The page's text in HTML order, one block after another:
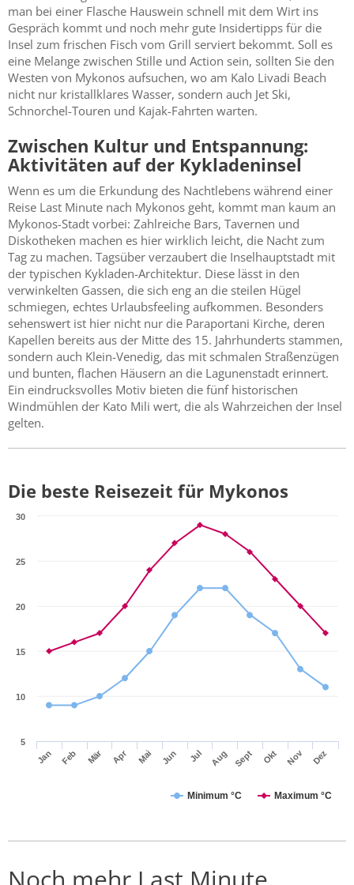
man bei einer Flasche Hauswein schnell mit dem Wirt ins
Gespräch kommt und noch mehr gute Insidertipps für die
Insel zum frischen Fisch vom Grill serviert bekommt. Soll es
eine Melange zwischen Stille und Action sein, sollten Sie den
Westen von Mykonos aufsuchen, wo am Kalo Livadi Beach
nicht nur kristallklares Wasser, sondern auch Jet Ski,
Schnorchel-Touren und Kajak-Fahrten warten.
Zwischen Kultur und Entspannung:
Aktivitäten auf der Kykladeninsel
Wenn es um die Erkundung des Nachtlebens während einer
Reise Last Minute nach Mykonos geht, kommt man kaum an
Mykonos-Stadt vorbei: Zahlreiche Bars, Tavernen und
Diskotheken machen es hier wirklich leicht, die Nacht zum
Tag zu machen. Tagsüber verzaubert die Inselhauptstadt mit
der typischen Kykladen-Architektur. Diese lässt in den
verwinkelten Gassen, die sich eng an die steilen Hügel
schmiegen, echtes Urlaubsfeeling aufkommen. Besonders
sehenswert ist hier nicht nur die Paraportani Kirche, deren
Kapellen bereits aus der Mitte des 15. Jahrhunderts stammen,
sondern auch Klein-Venedig, das mit schmalen Straßenzügen
und bunten, flachen Häusern an die Lagunenstadt erinnert.
Ein eindrucksvolles Motiv bieten die fünf historischen
Windmühlen der Kato Mili wert, die als Wahrzeichen der Insel
gelten.
Die beste Reisezeit für Mykonos
Minimum °C Maximum °C
Jan Feb Mär Apr Mai Jun Jul Aug Sept Okt Nov Dez
5
10
15
20
25
30